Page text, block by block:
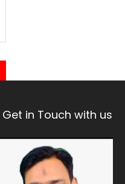
Get in Touch with us